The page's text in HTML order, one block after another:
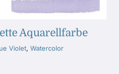
Aquarellfarbe
Violet, Watercolor